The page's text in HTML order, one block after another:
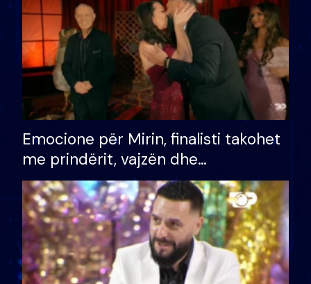
Emocione për Mirin, finalisti takohet
me prindërit, vajzën dhe
bashkëshorten: S’kemi ndonjë letër
divorci apo jo?